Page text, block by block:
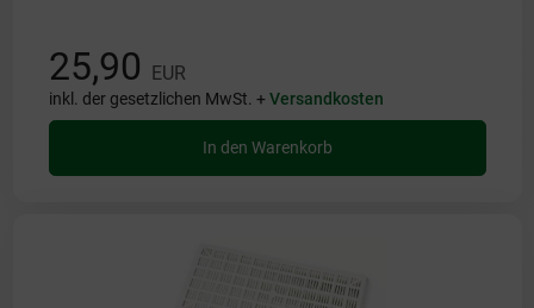
25,90 EUR
inkl. der gesetzlichen MwSt. +Versandkosten
In den Warenkorb